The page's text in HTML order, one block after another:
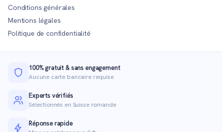
Conditions générales
Mentions légales
Politique de confidentialité
100% gratuit & sans engagement
Aucune carte bancaire requise
Experts vérifiés
Sélectionnés en Suisse romande
Réponse rapide